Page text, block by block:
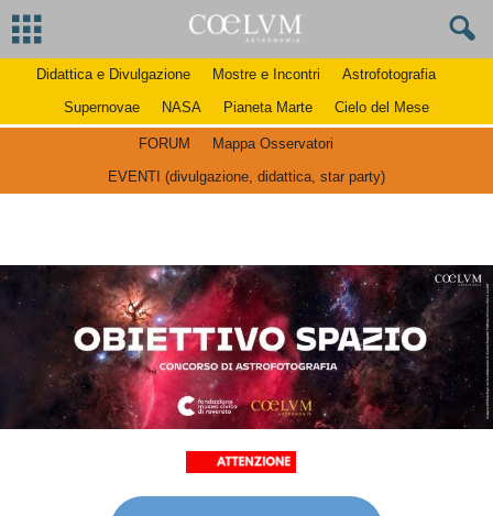
Didattica e Divulgazione Mostre e Incontri
Astrofotografia
Supernovae
NASA Pianeta Marte Cielo del Mese
FORUM
Mappa Osservatori
EVENTI (divulgazione, didattica, star party)